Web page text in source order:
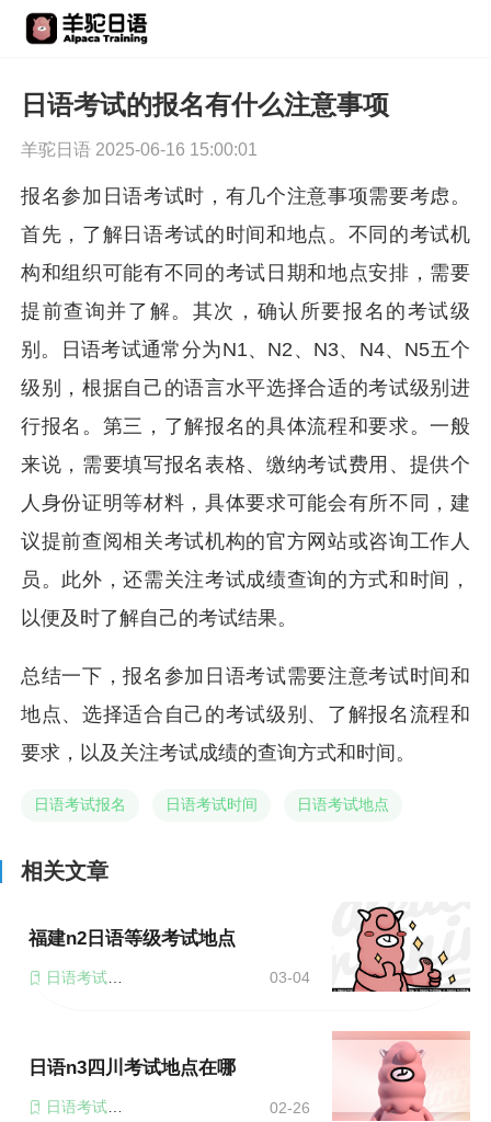
日语考试的报名有什么注意事项
羊驼日语 2025-06-16 15:00:01
报名参加日语考试时，有几个注意事项需要考虑。
首先，了解日语考试的时间和地点。不同的考试机
构和组织可能有不同的考试日期和地点安排，需要
提前查询并了解。其次，确认所要报名的考试级
别。日语考试通常分为N1、N2、N3、N4、N5五个
级别，根据自己的语言水平选择合适的考试级别进
行报名。第三，了解报名的具体流程和要求。一般
来说，需要填写报名表格、缴纳考试费用、提供个
人身份证明等材料，具体要求可能会有所不同，建
议提前查阅相关考试机构的官方网站或咨询工作人
员。此外，还需关注考试成绩查询的方式和时间，
以便及时了解自己的考试结果。
总结一下，报名参加日语考试需要注意考试时间和
地点、选择适合自己的考试级别、了解报名流程和
要求，以及关注考试成绩的查询方式和时间。
日语考试报名 日语考试时间 日语考试地点
相关文章
福建n2日语等级考试地点
日语考试地点 03-04
日语n3四川考试地点在哪
日语考试地点 02-26